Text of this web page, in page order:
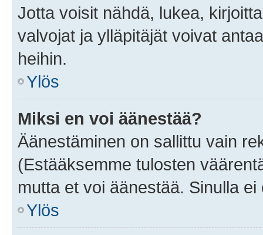
Jotta voisit nähdä, lukea,
valvojat ja ylläpitäjät voivat
heihin.
Ylös
Miksi en voi äänestää?
Äänestäminen on sallittu vain
(Estääksemme tulosten
mutta et voi äänestää. Sinulla
Ylös